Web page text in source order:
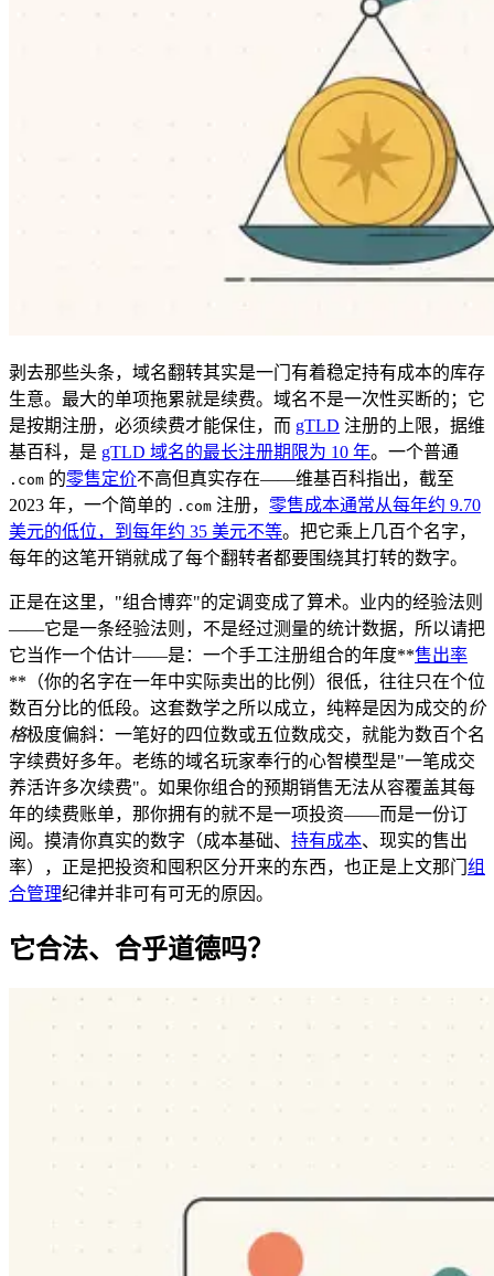
剥去那些头条，域名翻转其实是一门有着稳定持有成本的库存
生意。最大的单项拖累就是续费。域名不是一次性买断的；它
是按期注册，必须续费才能保住，而 gTLD 注册的上限，据维
基百科，是 gTLD 域名的最长注册期限为 10 年。一个普通
.com 的零售定价不高但真实存在——维基百科指出，截至
2023 年，一个简单的 .com 注册， 零售成本通常从每年约 9.70
美元的低位，到每年约 35 美元不等。把它乘上几百个名字，
每年的这笔开销就成了每个翻转者都要围绕其打转的数字。
正是在这里，"组合博弈"的定调变成了算术。业内的经验法则
——它是一条经验法则，不是经过测量的统计数据，所以请把
它当作一个估计——是：一个手工注册组合的年度**售出率
**（你的名字在一年中实际卖出的比例）很低，往往只在个位
数百分比的低段。这套数学之所以成立，纯粹是因为成交的价
格极度偏斜：一笔好的四位数或五位数成交，就能为数百个名
字续费好多年。老练的域名玩家奉行的心智模型是"一笔成交
养活许多次续费"。如果你组合的预期销售无法从容覆盖其每
年的续费账单，那你拥有的就不是一项投资——而是一份订
阅。摸清你真实的数字（成本基础、 持有成本、现实的售出
率），正是把投资和囤积区分开来的东西，也正是上文那门 组
合管理纪律并非可有可无的原因。
它合法、合乎道德吗？